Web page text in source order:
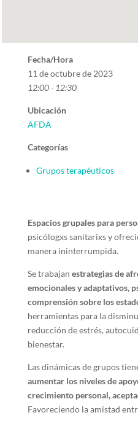
Fecha/Hora
11 de octubre de 2023
12:00 - 12:30
Ubicación
AFDA
Categorías
Grupos terapéuticos
Espacios grupales para
psicólogxs sanitarixs y
manera ininterrumpida.
Se trabajan estrategias de
emocionales y adaptativos,
comprensión sobre los
herramientas para la
reducción de estrés,
bienestar.
Las dinámicas de grupos
aumentar los niveles de
crecimiento personal,
Favoreciendo la amistad